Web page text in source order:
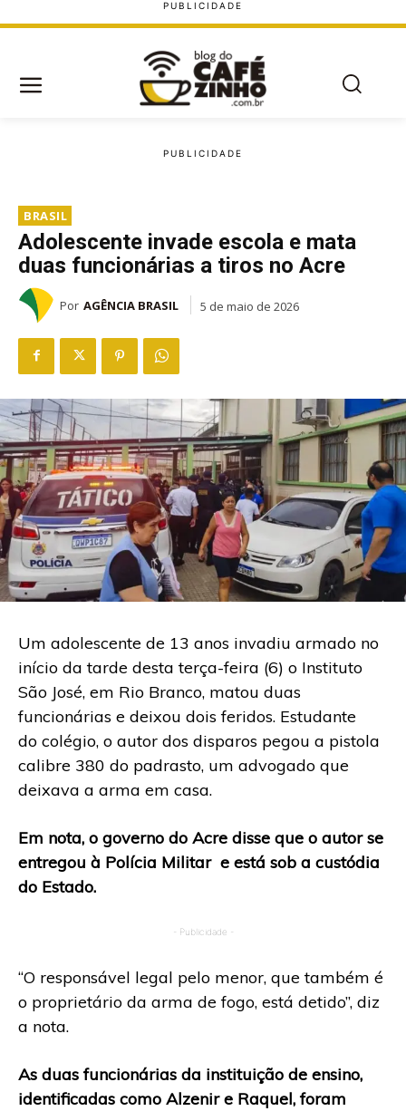
BRASIL
Adolescente invade escola e mata
duas funcionárias a tiros no Acre
Por AGÊNCIA BRASIL 5 de maio de 2026
Um adolescente de 13 anos invadiu armado no
início da tarde desta terça-feira (6) o Instituto
São José, em Rio Branco, matou duas
funcionárias e deixou dois feridos. Estudante
do colégio, o autor dos disparos pegou a pistola
calibre 380 do padrasto, um advogado que
deixava a arma em casa.
Em nota, o governo do Acre disse que o autor se
entregou à Polícia Militar e está sob a custódia
do Estado.
- Publicidade -
“O responsável legal pelo menor, que também é
o proprietário da arma de fogo, está detido”, diz
a nota.
As duas funcionárias da instituição de ensino,
identificadas como Alzenir e Raquel, foram